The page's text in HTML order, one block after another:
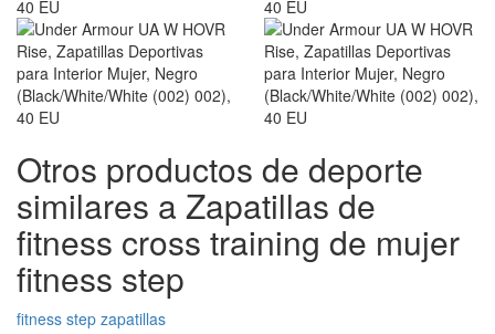
Otros productos de deporte
similares a Zapatillas de
fitness cross training de mujer
fitness step
fitness step zapatillas